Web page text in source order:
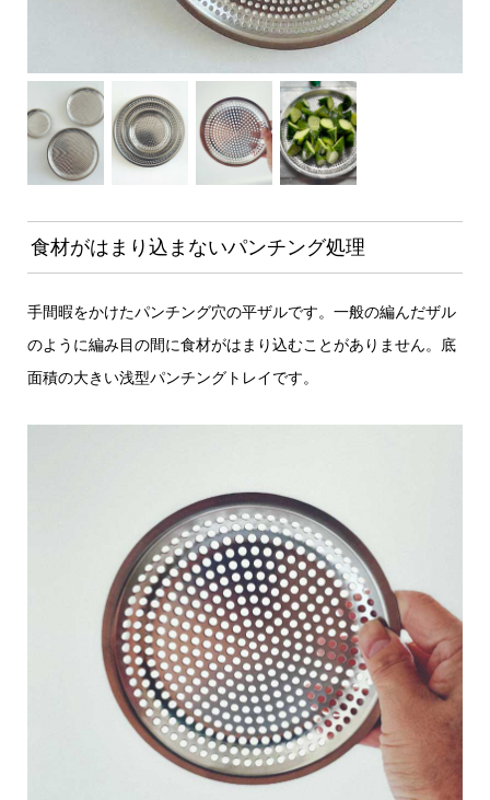
食材がはまり込まないパンチング処理
手間暇をかけたパンチング穴の平ザルです。一般の編んだザル
のように編み目の間に食材がはまり込むことがありません。底
面積の大きい浅型パンチングトレイです。